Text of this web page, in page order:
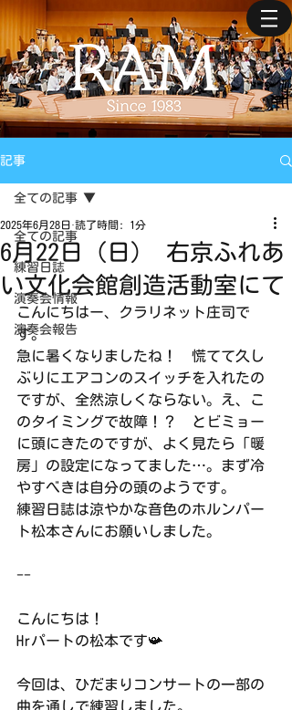
記事
全ての記事
練習日誌
演奏会情報
演奏会報告
全ての記事
6月22日（日） 右京ふれあ
い文化会館創造活動室にて
2025年6月28日 読了時間: 1分
こんにちはー、クラリネット庄司で
す。
急に暑くなりましたね！　慌てて久し
ぶりにエアコンのスイッチを入れたの
ですが、全然涼しくならない。え、こ
のタイミングで故障！？　とビミョー
に頭にきたのですが、よく見たら「暖
房」の設定になってました…。まず冷
やすべきは自分の頭のようです。
練習日誌は涼やかな音色のホルンパー
ト松本さんにお願いしました。
--
こんにちは！
Hrパートの松本です📯
今回は、ひだまりコンサートの一部の
曲を通しで練習しました。